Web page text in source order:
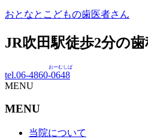
おとなとこどもの歯医者さん
JR吹田駅徒歩2分の
tel.06-4860-0648
おーむしば
MENU
MENU
当院について